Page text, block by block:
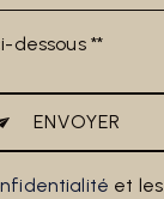
dessous **
ENVOYER
et les